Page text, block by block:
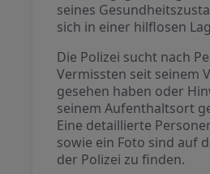
seines
sich in einer hilflosen
Die Polizei sucht nach
Vermissten seit seinem
gesehen haben oder
seinem Aufenthaltsort
Eine detaillierte
sowie ein Foto sind auf
der Polizei zu finden.